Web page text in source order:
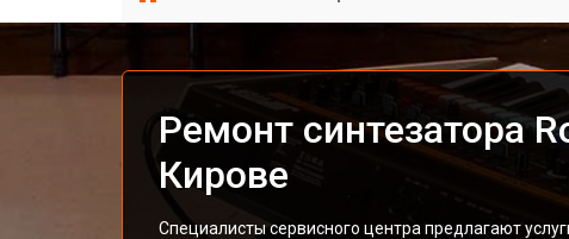
Ремонт синтезатора
Кирове
Специалисты сервисного центра предлагают